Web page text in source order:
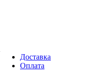
Доставка
Оплата